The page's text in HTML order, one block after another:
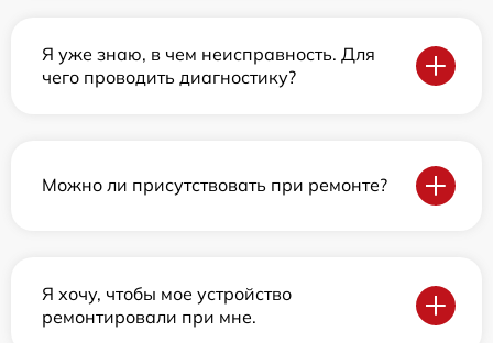
Я уже знаю, в чем неисправность. Для
чего проводить диагностику?
Можно ли присутствовать при ремонте?
Я хочу, чтобы мое устройство
ремонтировали при мне.